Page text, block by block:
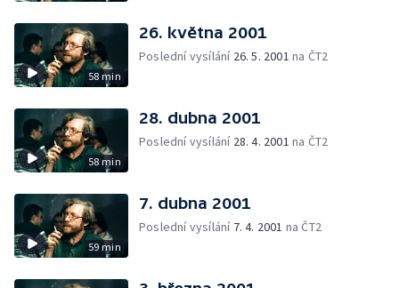
58 min
26. května 2001
Poslední vysílání 26. 5. 2001 na ČT2
58 min
28. dubna 2001
Poslední vysílání 28. 4. 2001 na ČT2
59 min
7. dubna 2001
Poslední vysílání 7. 4. 2001 na ČT2